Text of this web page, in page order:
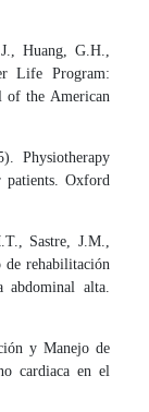
Huang, G.H.,
Life Program:
of the American
Physiotherapy
patients. Oxford
Sastre, J.M.,
de rehabilitación
abdominal alta.
y Manejo de
cardiaca en el